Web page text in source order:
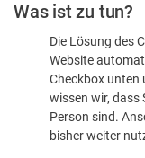
sind
Was ist zu tun?
Die Lösung des
Website
Checkbox unten
wissen wir, dass
Person sind.
bisher weiter